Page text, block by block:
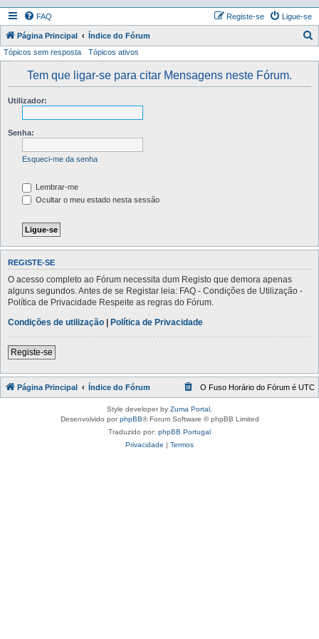
FAQ Ligue-se
Registe-se
Página Principal Índice do Fórum
Tópicos sem resposta Tópicos ativos
Tem que ligar-se para citar Mensagens neste Fórum.
Utilizador:
Senha:
Esqueci-me da senha
Lembrar-me
Ocultar o meu estado nesta sessão
REGISTE-SE
O acesso completo ao Fórum necessita dum Registo que demora apenas
alguns segundos. Antes de se Registar leia: FAQ - Condições de Utilização -
Política de Privacidade Respeite as regras do Fórum.
Condições de utilização | Política de Privacidade
Registe-se
Página Principal Índice do Fórum O Fuso Horário do Fórum é UTC
Style developer by Zuma Portal
Desenvolvido porphpBB® Forum Software © phpBB Limited
Traduzido por: phpBB Portugal
Privacidade | Termos